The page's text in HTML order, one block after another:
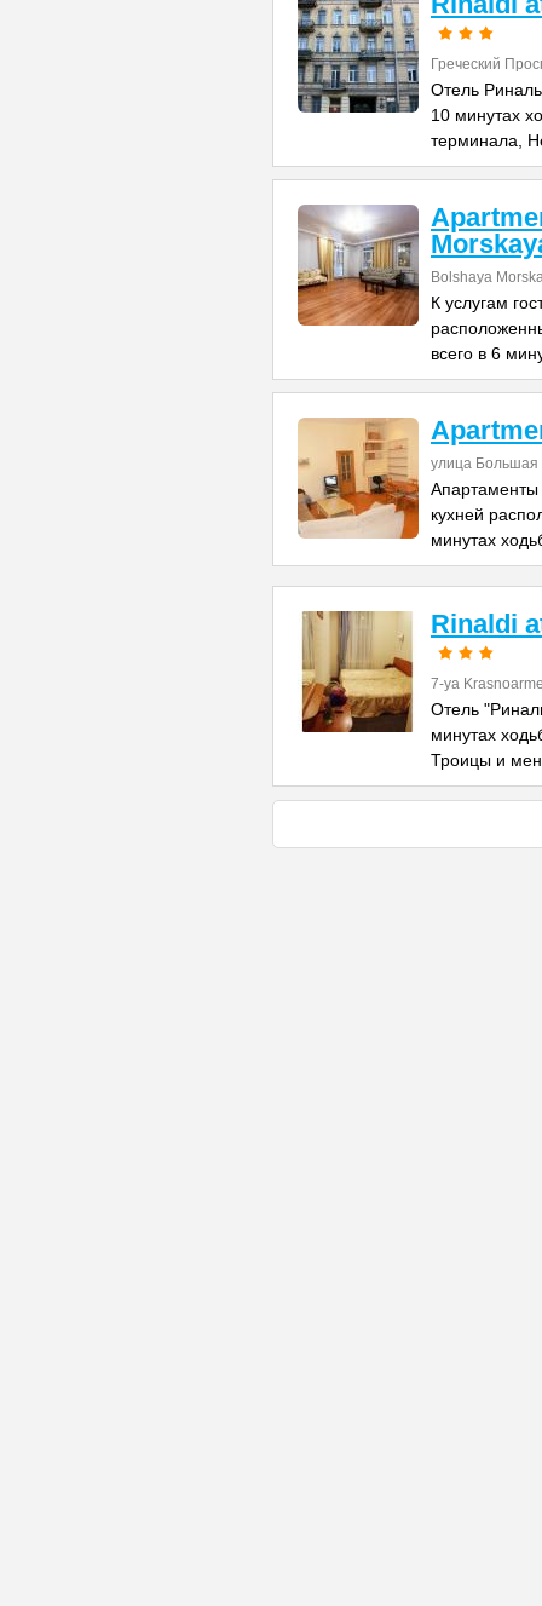
Греческий
Отель
10 минутах
терминала,
Bolshaya
К услугам
всего в 6
улица Большая
кухней
минутах
Rinaldi
7-ya
Отель
минутах
Троицы и